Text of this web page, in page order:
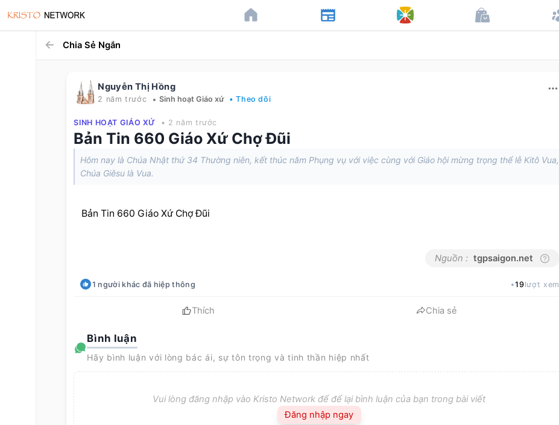
Chia Sẻ Ngắn
Nguyễn Thị Hồng
2 năm trước • Sinh hoạt Giáo xứ • Theo dõi
SINH HOẠT GIÁO XỨ • 2 năm trước
Bản Tin 660 Giáo Xứ Chợ Đũi
Hôm nay là Chúa Nhật thứ 34 Thường niên, kết thúc năm Phụng vụ với việc cùng với Giáo hội mừng trọng thể lễ Kitô Vua,
Chúa Giêsu là Vua.
Bản Tin 660 Giáo Xứ Chợ Đũi
Nguồn : tgpsaigon.net
1 người khác đã hiệp thông 19lượt xem
Thích Chia sẻ
Bình luận
Hãy bình luận với lòng bác ái, sự tôn trọng và tinh thần hiệp nhất
Vui lòng đăng nhập vào Kristo Network để để lại bình luận của bạn trong bài viết
Đăng nhập ngay